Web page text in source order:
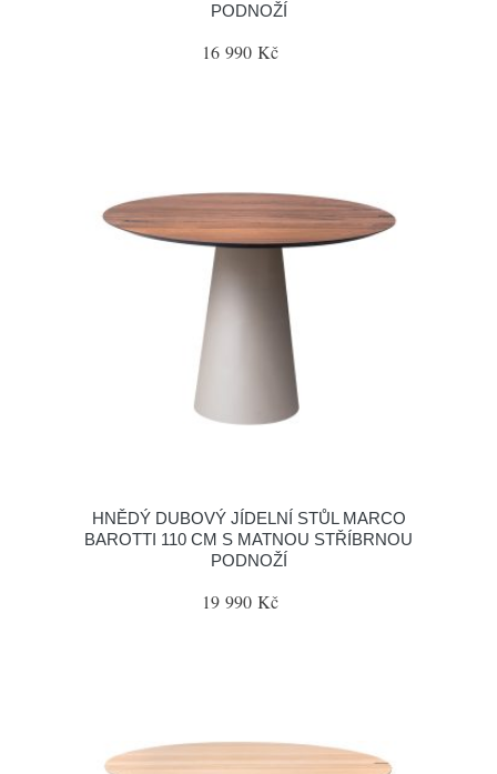
PODNOŽÍ
16 990 Kč
HNĚDÝ DUBOVÝ JÍDELNÍ STŮL MARCO
BAROTTI 110 CM S MATNOU STŘÍBRNOU
PODNOŽÍ
19 990 Kč